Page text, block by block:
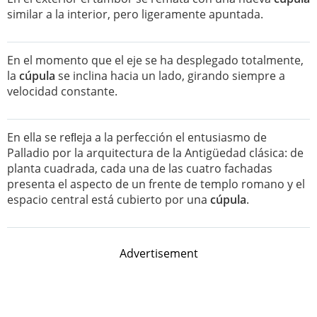
similar a la interior, pero ligeramente apuntada.
En el momento que el eje se ha desplegado totalmente,
la cúpula se inclina hacia un lado, girando siempre a
velocidad constante.
En ella se reﬂeja a la perfección el entusiasmo de
Palladio por la arquitectura de la Antigüedad clásica: de
planta cuadrada, cada una de las cuatro fachadas
presenta el aspecto de un frente de templo romano y el
espacio central está cubierto por una cúpula.
Advertisement